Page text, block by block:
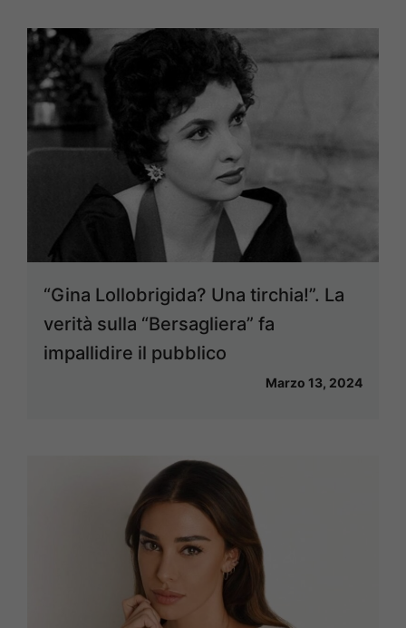
“Gina Lollobrigida? Una tirchia!”. La
verità sulla “Bersagliera” fa
impallidire il pubblico
Marzo 13, 2024